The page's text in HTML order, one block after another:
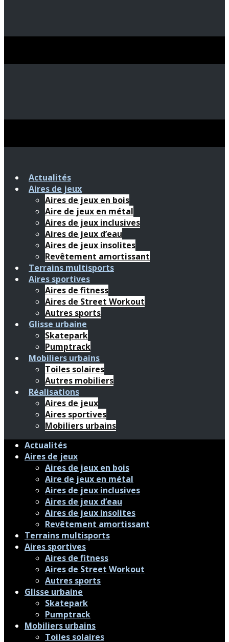
Actualités
Aires de jeux
Aires de jeux en bois
Aire de jeux en métal
Aires de jeux inclusives
Aires de jeux d’eau
Aires de jeux insolites
Revêtement amortissant
Terrains multisports
Aires sportives
Aires de fitness
Aires de Street Workout
Autres sports
Glisse urbaine
Skatepark
Pumptrack
Mobiliers urbains
Toiles solaires
Autres mobiliers
Réalisations
Aires de jeux
Aires sportives
Mobiliers urbains
Actualités
Aires de jeux
Aires de jeux en bois
Aire de jeux en métal
Aires de jeux inclusives
Aires de jeux d’eau
Aires de jeux insolites
Revêtement amortissant
Terrains multisports
Aires sportives
Aires de fitness
Aires de Street Workout
Autres sports
Glisse urbaine
Skatepark
Pumptrack
Mobiliers urbains
Toiles solaires